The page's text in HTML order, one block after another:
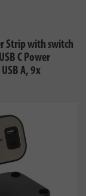
Strip with switch
C Power
A, 9x